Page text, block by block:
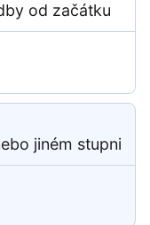
od začátku
jiném stupni